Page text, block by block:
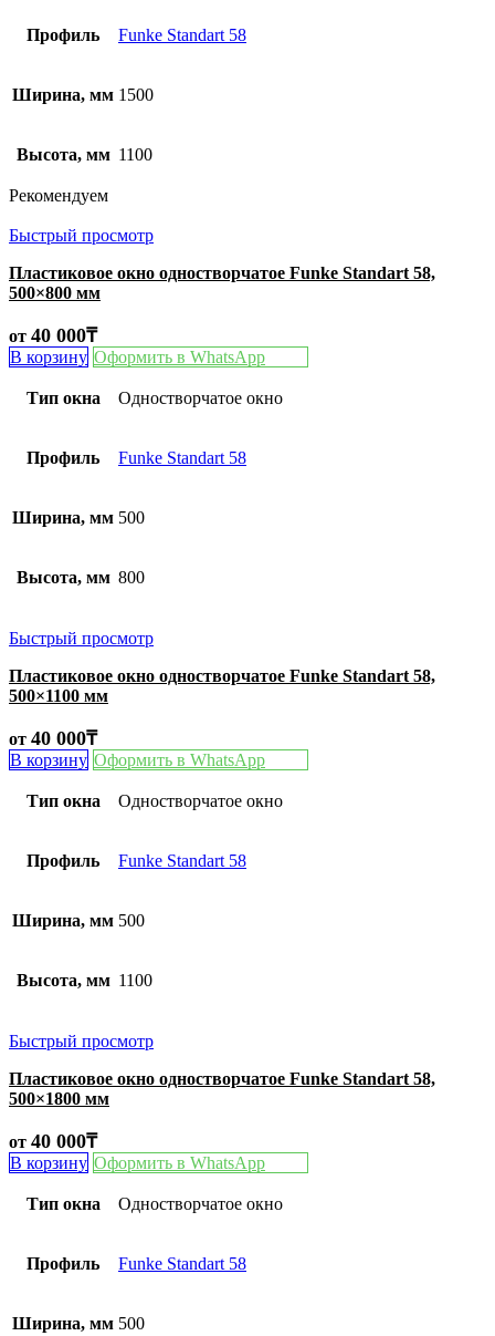
Профиль Funke Standart 58
Ширина, мм 1500
Высота, мм 1100
Рекомендуем
Быстрый просмотр
Пластиковое окно одностворчатое Funke Standart 58,
500×800 мм
от 40 000₸
В корзину Оформить в WhatsApp
Тип окна Одностворчатое окно
Профиль Funke Standart 58
Ширина, мм 500
Высота, мм 800
Быстрый просмотр
Пластиковое окно одностворчатое Funke Standart 58,
500×1100 мм
от 40 000₸
В корзину Оформить в WhatsApp
Тип окна Одностворчатое окно
Профиль Funke Standart 58
Ширина, мм 500
Высота, мм 1100
Быстрый просмотр
Пластиковое окно одностворчатое Funke Standart 58,
500×1800 мм
от 40 000₸
В корзину Оформить в WhatsApp
Тип окна Одностворчатое окно
Профиль Funke Standart 58
Ширина, мм 500